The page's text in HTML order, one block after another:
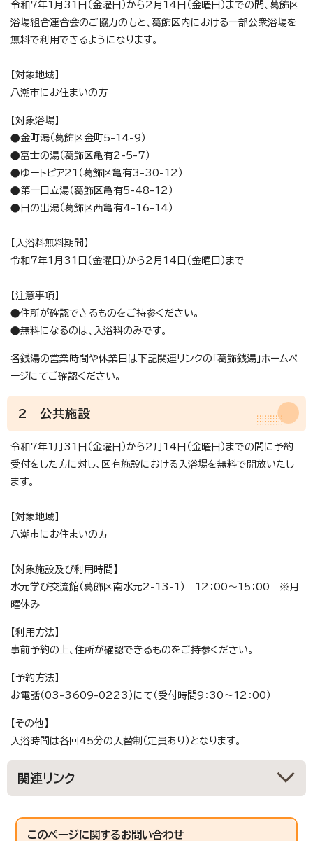
令和7年1月31日（金曜日）から2月14日（金曜日）までの間、葛飾区
浴場組合連合会のご協力のもと、葛飾区内における一部公衆浴場を
無料で利用できるようになります。
【対象地域】
八潮市にお住まいの方
【対象浴場】
●金町湯（葛飾区金町5-14-9）
●富士の湯（葛飾区亀有2-5-7）
●ゆートピア21（葛飾区亀有3-30-12）
●第一日立湯（葛飾区亀有5-48-12）
●日の出湯（葛飾区西亀有4-16-14）
【入浴料無料期間】
令和7年1月31日（金曜日）から2月14日（金曜日）まで
【注意事項】
●住所が確認できるものをご持参ください。
●無料になるのは、入浴料のみです。
各銭湯の営業時間や休業日は下記関連リンクの「葛飾銭湯」ホームペ
ージにてご確認ください。
2 公共施設
令和7年1月31日（金曜日）から2月14日（金曜日）までの間に予約
受付をした方に対し、区有施設における入浴場を無料で開放いたし
ます。
【対象地域】
八潮市にお住まいの方
【対象施設及び利用時間】
水元学び交流館（葛飾区南水元2-13-1） 12：00～15：00 ※月
曜休み
【利用方法】
事前予約の上、住所が確認できるものをご持参ください。
【予約方法】
お電話（03-3609-0223）にて（受付時間9：30～12：00）
【その他】
入浴時間は各回45分の入替制（定員あり）となります。
関連リンク
このページに関するお問い合わせ